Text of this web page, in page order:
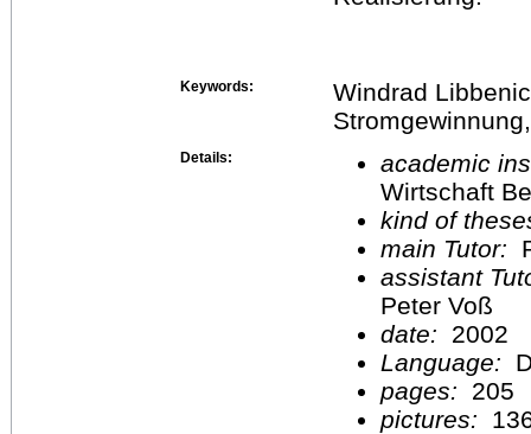
Keywords:
Windrad
Details:
academic
Wirtschaft
kind of
main Tutor:
assistant
Peter Voß
date:
2002
Language:
pages:
205
pictures: